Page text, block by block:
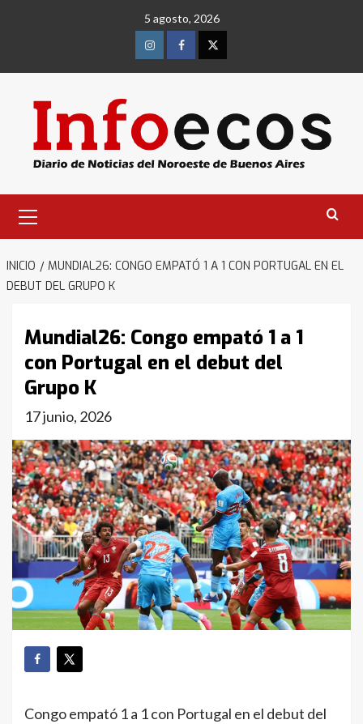
5 agosto, 2026
InstagramFacebookTwitter
primario
INICIO
MUNDIAL26: CONGO EMPATÓ 1 A 1 CON PORTUGAL EN EL
DEBUT DEL GRUPO K
Mundial26: Congo empató 1 a 1
con Portugal en el debut del
Grupo K
17 junio, 2026
Congo empató 1 a 1 con Portugal en el debut del